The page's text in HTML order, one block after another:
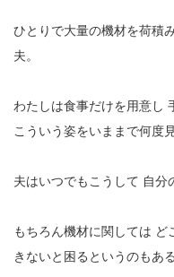
ひとりで大量の機材を荷積
夫。
わたしは食事だけを用意し
こういう姿をいままで何度
夫はいつでもこうして 自分
もちろん機材に関しては ど
きないと困るというのもあ